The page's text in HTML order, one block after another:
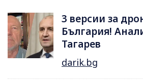
3 версии за
България!
Тагарев
darik.bg